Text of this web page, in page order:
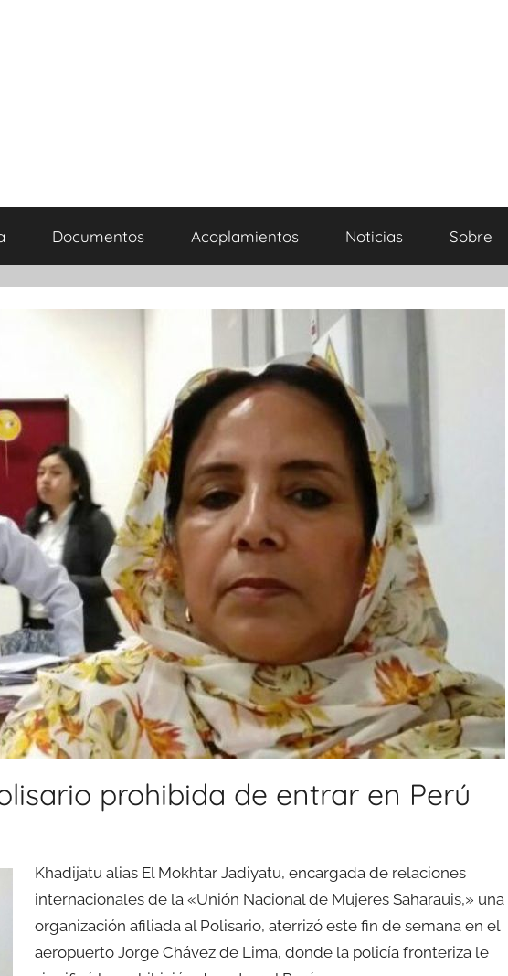
Documentos Acoplamientos Noticias Sobre
prohibida de entrar en Perú
Khadijatu alias El Mokhtar Jadiyatu, encargada de relaciones
internacionales de la «Unión Nacional de Mujeres Saharauis,» una
organización afiliada al Polisario, aterrizó este fin de semana en el
aeropuerto Jorge Chávez de Lima, donde la policía fronteriza le